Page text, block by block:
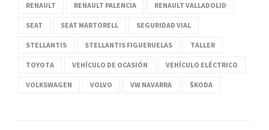
RENAULT RENAULT PALENCIA RENAULT VALLADOLID
SEAT SEAT MARTORELL SEGURIDAD VIAL
STELLANTIS STELLANTIS FIGUERUELAS TALLER
TOYOTA VEHÍCULO DE OCASIÓN VEHÍCULO ELÉCTRICO
VOLKSWAGEN VOLVO VW NAVARRA ŠKODA